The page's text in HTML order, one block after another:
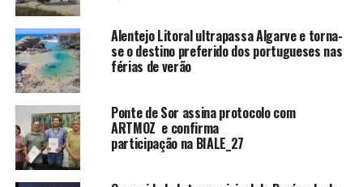
Alentejo Litoral ultrapassa Algarve e torna-
se o destino preferido dos portugueses nas
férias de verão
Ponte de Sor assina protocolo com
ARTMOZ e confirma
participação na BIALE_27